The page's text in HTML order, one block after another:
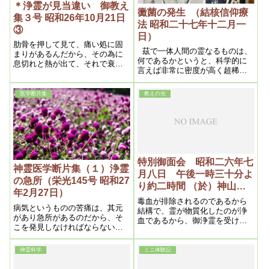
＊浄霊が見当違い 御教え
集３号 昭和26年10月21日
③
肋骨を押して見て、痛い処に固
まりがあるんだから、その為に
息切れと熱が出て、それで衰弱
です。こう言うのはここ（頚
部）にありますから、これを見
つける。それから頭、肩です
ね。押して痛い処ですね。それ
から触って熱い処ですね。熱の
ある処、そこをやれば良い。
（浄化の状態は非常に良い）
黴菌の発生 （結核信仰療
法 昭和二十七年十二月一
日）
茲で一体人間の霊なるものは、
何であるかというと、科学的に
言えば非常に密度が高く超稀薄
なものであって、現在進歩した
原子顕微鏡でも、到底見る事は
出来ない程の超々極微粒子であ
如く人間の本体であるから、全
に曇りが発生する
医学断片集
神霊医学断片集（１）浄霊
の急所（栄光145号 昭和27
年2月27日）
病気というものの苦痛は、其元
があり急所があるのだから、そ
こを発見しなければならない
が、それを知らない医学は、只
苦痛の個所だけを治そうとする
ので仲々治らず、治っても一時
教えの光
特別御面会 昭和二六年七
月八日 午後一時三十分よ
り約二時間 （於）神山
荘 上の間 ※その3
毒血が排除されるのであるから
結構で、霊が物質化したのが浄
血であるから、御浄霊を受ける
血が増えてゆくのである。
神霊科学 ミニ体験記